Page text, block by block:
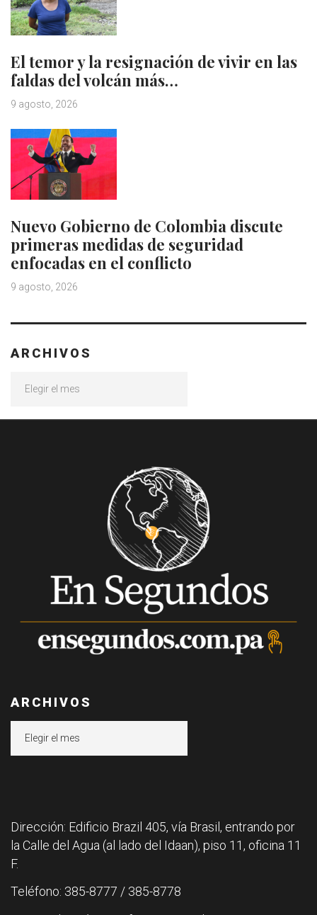
El temor y la resignación de vivir en las
faldas del volcán más…
9 agosto, 2026
Nuevo Gobierno de Colombia discute
primeras medidas de seguridad
enfocadas en el conflicto
9 agosto, 2026
ARCHIVOS
ARCHIVOS
Dirección: Edificio Brazil 405, vía Brasil, entrando por
la Calle del Agua (al lado del Idaan), piso 11, oficina 11
F.
Teléfono: 385-8777 / 385-8778